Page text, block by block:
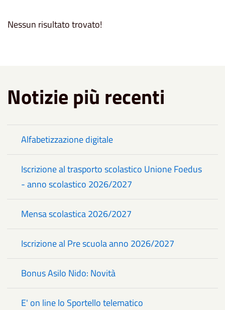
Nessun risultato trovato!
Notizie più recenti
Alfabetizzazione digitale
Iscrizione al trasporto scolastico Unione Foedus
- anno scolastico 2026/2027
Mensa scolastica 2026/2027
Iscrizione al Pre scuola anno 2026/2027
Bonus Asilo Nido: Novità
E' on line lo Sportello telematico